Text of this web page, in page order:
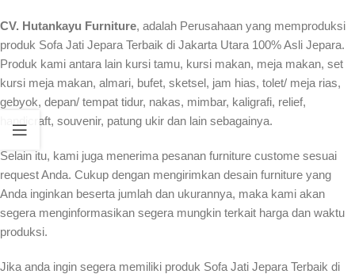
CV. Hutankayu Furniture, adalah Perusahaan yang memproduksi
produk Sofa Jati Jepara Terbaik di Jakarta Utara 100% Asli Jepara.
Produk kami antara lain kursi tamu, kursi makan, meja makan, set
kursi meja makan, almari, bufet, sketsel, jam hias, tolet/ meja rias,
gebyok, depan/ tempat tidur, nakas, mimbar, kaligrafi, relief,
handicraft, souvenir, patung ukir dan lain sebagainya.
Selain itu, kami juga menerima pesanan furniture custome sesuai
request Anda. Cukup dengan mengirimkan desain furniture yang
Anda inginkan beserta jumlah dan ukurannya, maka kami akan
segera menginformasikan segera mungkin terkait harga dan waktu
produksi.
Jika anda ingin segera memiliki produk Sofa Jati Jepara Terbaik di